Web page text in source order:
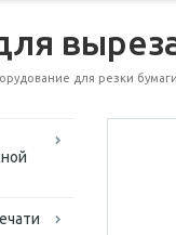
для резки